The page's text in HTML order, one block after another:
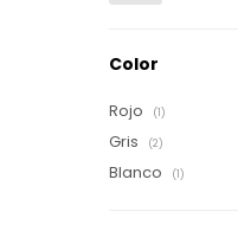
Color
Rojo (1)
Gris (2)
Blanco (1)